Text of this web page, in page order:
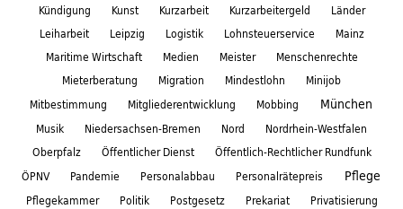
Kündigung
Kunst Kurzarbeit Kurzarbeitergeld
Länder
Leiharbeit
Leipzig Logistik Lohnsteuerservice
Mainz
Maritime Wirtschaft
Medien Meister
Menschenrechte
Mieterberatung
Migration Mindestlohn
Minijob
Mitbestimmung
Mitgliederentwicklung Mobbing München
Musik Niedersachsen-Bremen Nord
Nordrhein-Westfalen
Oberpfalz
Öffentlicher Dienst
Öffentlich-Rechtlicher Rundfunk
ÖPNV
Pandemie Personalabbau Personalrätepreis Pflege
Pflegekammer Politik Postgesetz Prekariat
Privatisierung